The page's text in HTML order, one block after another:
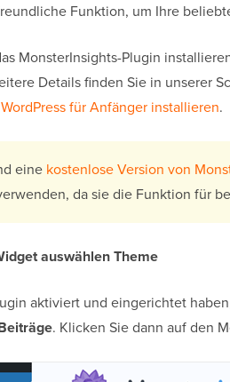
Funktion, um Ihre
MonsterInsights-Plugin
Details finden Sie in unserer
für Anfänger installieren.
eine kostenlose Version von
da sie die Funktion für
auswählenTheme
aktiviert und eingerichtet
. Klicken Sie dann auf den